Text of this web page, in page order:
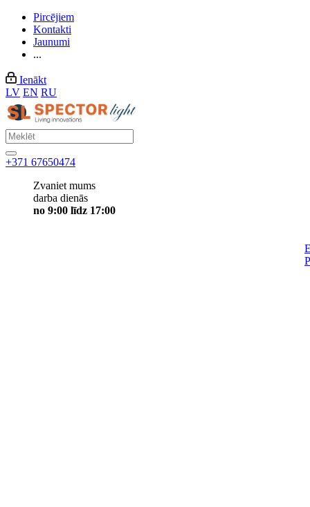
Pircējiem
Kontakti
Jaunumi
...
Ienākt
LV EN RU
+371 67650474
Zvaniet mums
darba dienās
no 9:00 līdz 17:00